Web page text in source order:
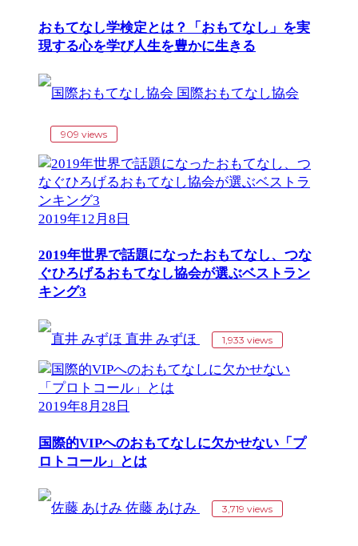
おもてなし学検定とは？「おもてなし」を実
現する心を学び人生を豊かに生きる
国際おもてなし協会
909 views
2019年12月8日
2019年世界で話題になったおもてなし、つな
ぐひろげるおもてなし協会が選ぶベストラン
キング3
直井 みずほ 1,933 views
2019年8月28日
国際的VIPへのおもてなしに欠かせない「プ
ロトコール」とは
佐藤 あけみ 3,719 views